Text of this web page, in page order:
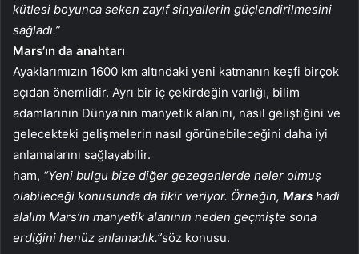
kütlesi boyunca seken zayıf sinyallerin güçlendirilmesini
sağladı.”
Mars’ın da anahtarı
Ayaklarımızın 1600 km altındaki yeni katmanın keşfi birçok
açıdan önemlidir. Ayrı bir iç çekirdeğin varlığı, bilim
adamlarının Dünya’nın manyetik alanını, nasıl geliştiğini ve
gelecekteki gelişmelerin nasıl görünebileceğini daha iyi
anlamalarını sağlayabilir.
ham, “Yeni bulgu bize diğer gezegenlerde neler olmuş
olabileceği konusunda da fikir veriyor. Örneğin, Mars hadi
alalım Mars’ın manyetik alanının neden geçmişte sona
erdiğini henüz anlamadık.”söz konusu.